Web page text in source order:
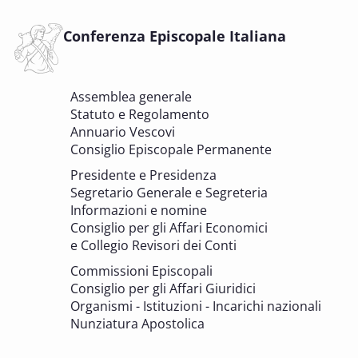
INTERVENTO A FAVORE DEI BENI CULTURALI ECCLESIASTICI E
DELL'EDILIZIA DI CULTO
Giornate di studio Associazione
Archivistica Ecclesiastica - Luoghi di
memoria. Artefici di cultura. Archivi
valorizzazione del patrimonio
BENI CULTURALI E EDILIZIA DI CULTO
7 OTTOBRE 2025
di culto
BENI CULTURALI E EDILIZIA DI CULTO
Conferenza Episcopale Italiana
Assemblea generale
Statuto e Regolamento
Annuario Vescovi
Consiglio Episcopale Permanente
Presidente e Presidenza
Segretario Generale e Segreteria
Informazioni e nomine
Consiglio per gli Affari Economici
e Collegio Revisori dei Conti
Commissioni Episcopali
Consiglio per gli Affari Giuridici
Organismi - Istituzioni - Incarichi nazionali
Nunziatura Apostolica